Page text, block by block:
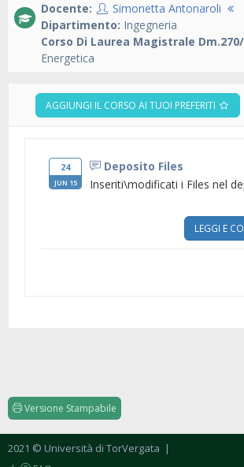
Docente:
Simonetta Antonaroli
Dipartimento: Ingegneria
Corso Di Laurea Magistrale
Energetica
AGGIUNGI IL CORSO AI TUOI PREFERITI
24
JUN 15
Deposito Files
Inseriti\modificati i Files nel
LEGGI E
Versione Stampabile
2021 © Università di TorVergata |